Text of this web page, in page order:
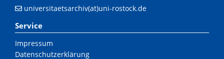
universitaetsarchiv(at)uni-rostock.de
Service
Impressum
Datenschutzerklärung